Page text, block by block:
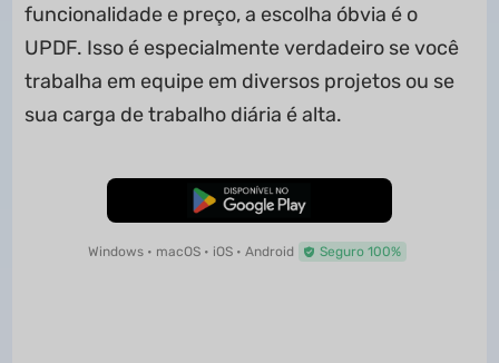
funcionalidade e preço, a escolha óbvia é o
UPDF. Isso é especialmente verdadeiro se você
trabalha em equipe em diversos projetos ou se
sua carga de trabalho diária é alta.
Baixar Grátis
Windows • macOS • iOS • Android Seguro 100%